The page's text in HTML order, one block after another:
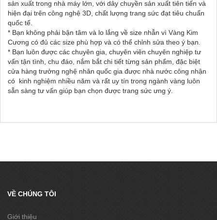
sản xuất trong nhà máy lớn, với dây chuyền sản xuất tiên tiến và
hiện đại trên công nghệ 3D, chất lượng trang sức đạt tiêu chuẩn
quốc tế.
* Bạn không phải bận tâm và lo lắng về size nhẫn vì Vàng Kim
Cương có đủ các size phù hợp và có thể chỉnh sửa theo ý bạn.
* Bạn luôn được các chuyên gia, chuyên viên chuyên nghiệp tư
vấn tận tình, chu đáo, nắm bắt chi tiết từng sản phẩm, đặc biệt
cửa hàng trưởng nghệ nhân quốc gia được nhà nước công nhận
có kinh nghiệm nhiều năm và rất uy tín trong ngành vàng luôn
sẵn sàng tư vấn giúp bạn chọn được trang sức ưng ý.
VỀ CHÚNG TÔI
Giới thiệu